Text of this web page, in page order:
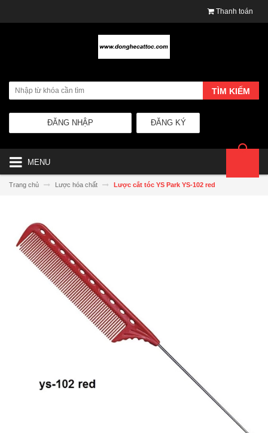
Thanh toán
TÌM KIẾM
ĐĂNG KÝ
ĐĂNG NHẬP
MENU
Trang chủ Lược hóa chất Lược cắt tóc YS Park YS-102 red